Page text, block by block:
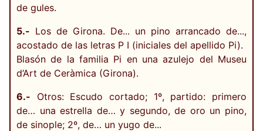
de gules.
5.- Los de Girona. De... un pino arrancado de...,
acostado de las letras P I (iniciales del apellido Pi).
Blasón de la familia Pi en una azulejo del Museu
d’Art de Ceràmica (Girona).
6.- Otros: Escudo cortado; 1º, partido: primero
de… una estrella de… y segundo, de oro un pino,
de sinople; 2º, de… un yugo de...